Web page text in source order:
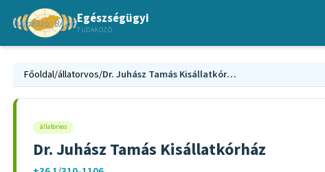
Egészségügyi
TUDAKOZÓ
Főoldal/állatorvos/ Dr. Juhász Tamás Kisállatkórház
állatorvos
Dr. Juhász Tamás Kisállatkórház